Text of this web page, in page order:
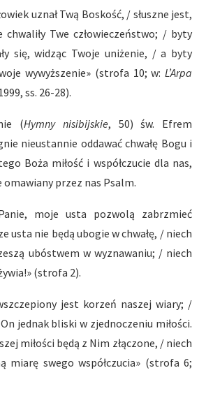
uznał Twą Boskość, / słuszne jest,
Twe człowieczeństwo; / byty
się, widząc Twoje uniżenie, / a byty
wywyższenie» (strofa 10; w: L’Arpa
ss. 26-28).
(Hymny nisibijskie, 50) św. Efrem
nieustannie oddawać chwałę Bogu i
Boża miłość i współczucie dla nas,
przez nas Psalm.
moje usta pozwolą zabrzmieć
usta nie będą ubogie w chwałę, / niech
ubóstwem w wyznawaniu; / niech
(strofa 2).
jest korzeń naszej wiary; /
jednak bliski w zjednoczeniu miłości.
miłości będą z Nim złączone, / niech
miarę swego współczucia» (strofa 6;